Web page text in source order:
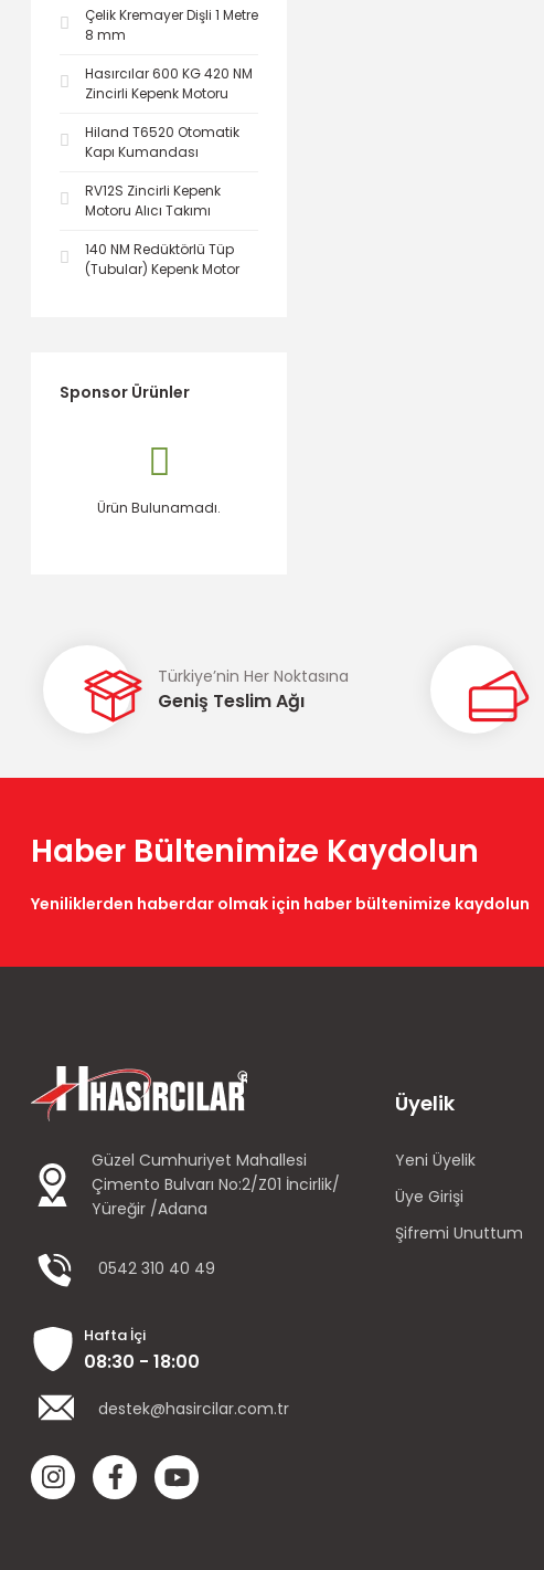
Çelik Kremayer Dişli 1 Metre
8 mm
Hasırcılar 600 KG 420 NM
Zincirli Kepenk Motoru
Hiland T6520 Otomatik
Kapı Kumandası
RV12S Zincirli Kepenk
Motoru Alıcı Takımı
140 NM Redüktörlü Tüp
(Tubular) Kepenk Motor
Sponsor Ürünler
Ürün Bulunamadı.
Türkiye’nin Her Noktasına
Geniş Teslim Ağı
Haber Bültenimize Kaydolun
Yeniliklerden haberdar olmak için haber bültenimize kaydolun
Güzel Cumhuriyet Mahallesi
Çimento Bulvarı No:2/Z01 İncirlik/
Yüreğir /Adana
0542 310 40 49
Hafta İçi
08:30 - 18:00
destek@hasircilar.com.tr
Üyelik
Yeni Üyelik
Üye Girişi
Şifremi Unuttum